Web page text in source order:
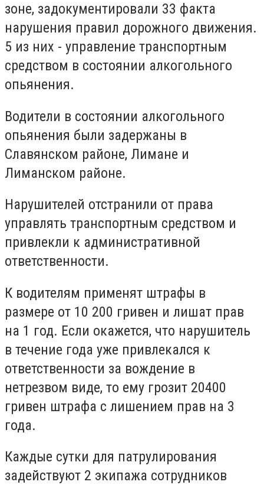
зоне, задокументировали 33 факта
нарушения правил дорожного движения.
5 из них - управление транспортным
средством в состоянии алкогольного
опьянения.
Водители в состоянии алкогольного
опьянения были задержаны в
Славянском районе, Лимане и
Лиманском районе.
Нарушителей отстранили от права
управлять транспортным средством и
привлекли к административной
ответственности.
К водителям применят штрафы в
размере от 10 200 гривен и лишат прав
на 1 год. Если окажется, что нарушитель
в течение года уже привлекался к
ответственности за вождение в
нетрезвом виде, то ему грозит 20400
гривен штрафа с лишением прав на 3
года.
Каждые сутки для патрулирования
задействуют 2 экипажа сотрудников